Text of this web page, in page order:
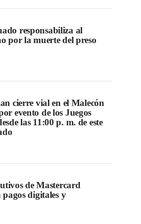
responsabiliza al
por la muerte del preso
cierre vial en el Malecón
evento de los Juegos
las 11:00 p. m. de este
de Mastercard
pagos digitales y